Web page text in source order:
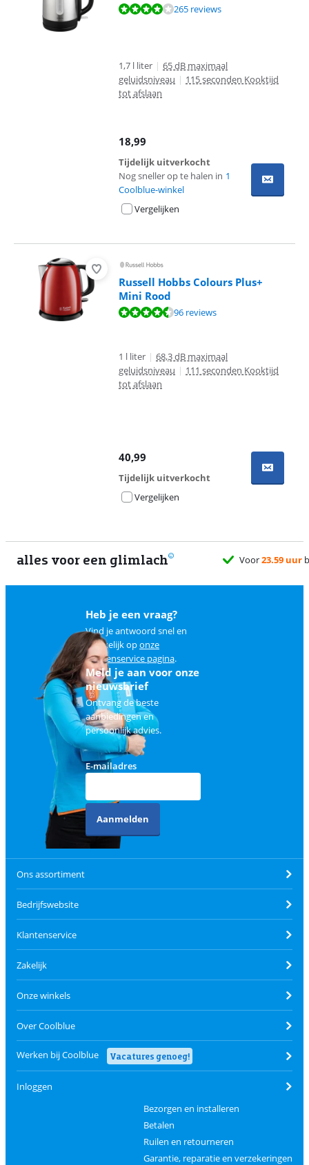
Beoordeling is 8,0 van de 10, gebaseerd op 265 reviews.
265 reviews
1,7 l liter | 65 dB maximaal
geluidsniveau | 115 seconden Kooktijd
tot afslaan
18,99
Tijdelijk uitverkocht
Nog sneller op te halen in 1
Coolblue-winkel
Vergelijken
Russell Hobbs Colours Plus+
Mini Rood
Beoordeling is 8,6 van de 10, gebaseerd op 96 reviews.
96 reviews
1 l liter | 68,3 dB maximaal
geluidsniveau | 111 seconden Kooktijd
tot afslaan
40,99
Tijdelijk uitverkocht
Vergelijken
alles voor een glimlach Voor23.59 uur
Heb je een vraag?
Vind je antwoord snel en
makkelijk oponze
klantenservice pagina.
Meld je aan voor onze
nieuwsbrief
Ontvang de beste
aanbiedingen en
persoonlijk advies.
E-mailadres
Aanmelden
Ons assortiment
Bedrijfswebsite
Klantenservice
Zakelijk
Onze winkels
Over Coolblue
Werken bij Coolblue Vacatures genoeg!
Inloggen
Bezorgen en installeren
Betalen
Ruilen en retourneren
Garantie, reparatie en verzekeringen